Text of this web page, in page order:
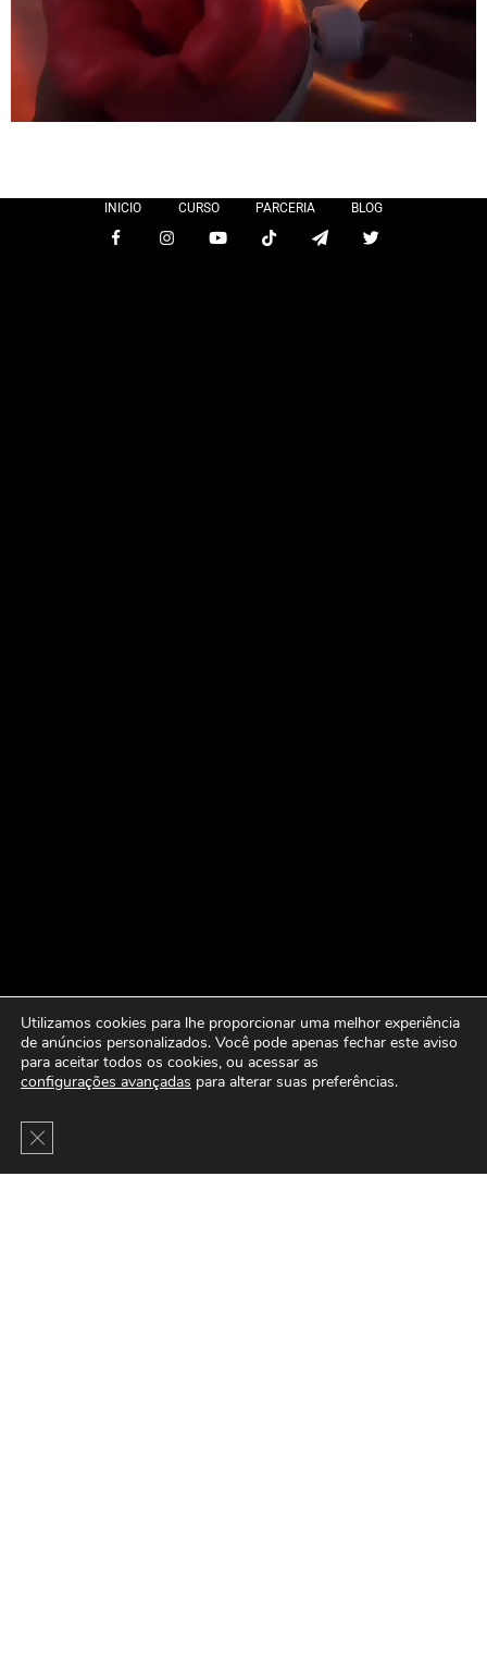
INICIO CURSO PARCERIA BLOG
Utilizamos cookies para lhe proporcionar uma melhor experiência
de anúncios personalizados. Você pode apenas fechar este aviso
para aceitar todos os cookies, ou acessar as
configurações avançadas para alterar suas preferências.
Close GDPR Cookie Banner